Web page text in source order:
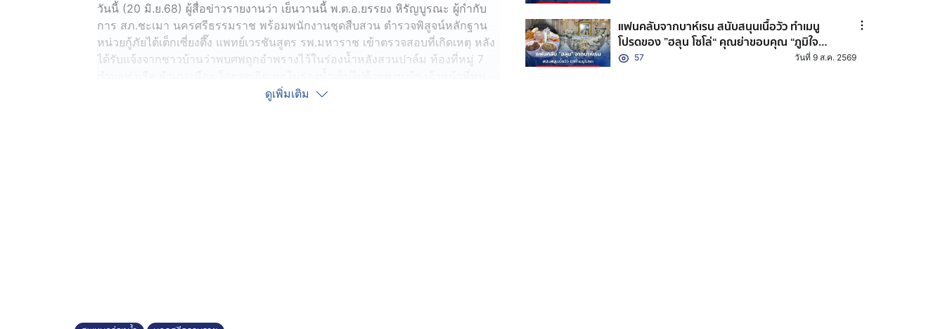
วันนี้ (20 มิ.ย.68) ผู้สื่อข่าวรายงานว่า เย็นวานนี้ พ.ต.อ.ยรรยง หิรัญบูรณะ ผู้กำกับ
การ สภ.ชะเมา นครศรีธรรมราช พร้อมพนักงานชุดสืบสวน ตำรวจพิสูจน์หลักฐาน
หน่วยกู้ภัยไต้เต็กเซี่ยงตึ๊ง แพทย์เวรชันสูตร รพ.มหาราช เข้าตรวจสอบที่เกิดเหตุ หลัง
ได้รับแจ้งจากชาวบ้านว่าพบศพถูกอำพรางไว้ในร่องน้ำหลังสวนปาล์ม ท้องที่หมู่ 7
ศพชายสวมเสื้อยืดสีน้ำเงินเข้ม กางเกงน้ำเงินฟ้า มีใบตาลโตนดปกคลุมร่าง เมื่อกู้ร่าง
ดูเพิ่มเติม
แฟนคลับจากบาห์เรน สนับสนุนเนื้อวัว ทำเมนู
โปรดของ ”ฮลุน โซโล่“ คุณย่าขอบคุณ “ภูมิใจ
หลานมีคนรักมากมาย”
57 วันที่ 9 ส.ค. 2569